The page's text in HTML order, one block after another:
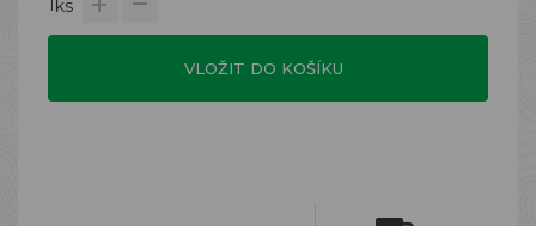
1ks
VLOŽIT DO KOŠÍKU